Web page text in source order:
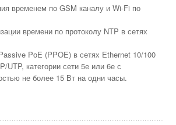
временем по GSM каналу и Wi-Fi по
времени по протоколу NTP в сетях
PoE (PPOE) в сетях Ethernet 10/100
UTP, категории сети 5е или 6е с
не более 15 Вт на одни часы.